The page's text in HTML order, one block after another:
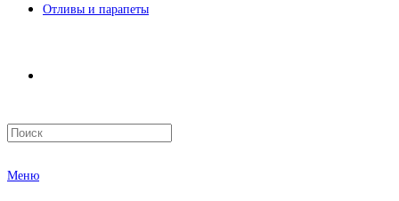
Отливы и парапеты
Меню